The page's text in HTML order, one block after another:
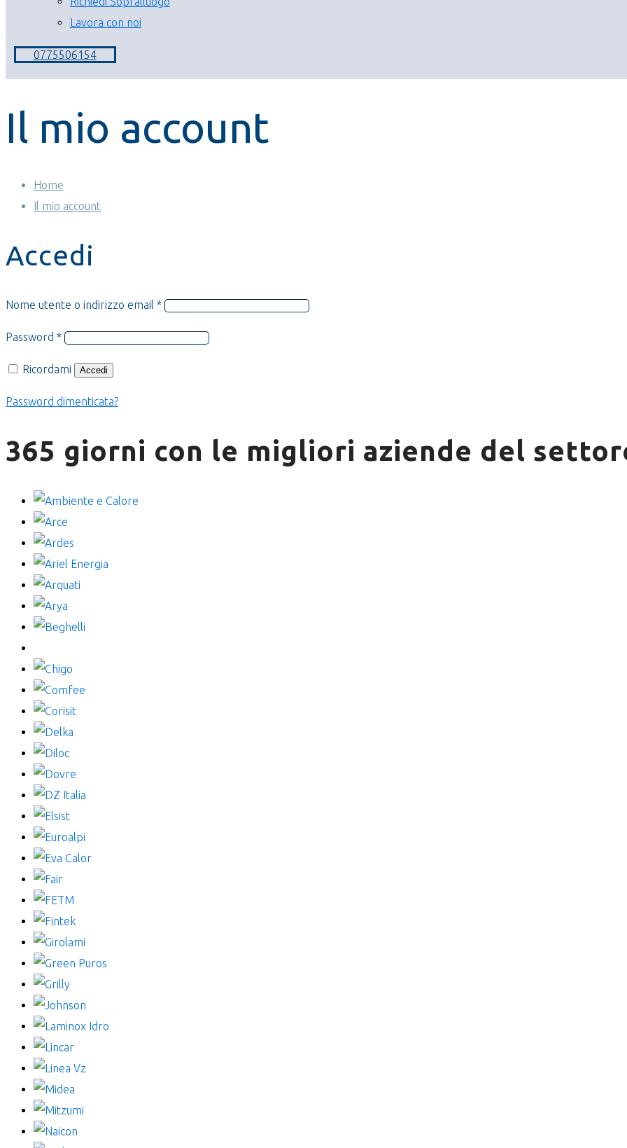
Lavora con noi
0775506154
Il mio account
Home
Il mio account
Accedi
Nome utente o indirizzo email *Richiesto
Password *Richiesto
Ricordami Accedi
Password dimenticata?
365 giorni con le migliori aziende del